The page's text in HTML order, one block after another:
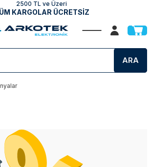
2500 TL ve Üzeri
KARGOLAR ÜCRETSİZ
ARA